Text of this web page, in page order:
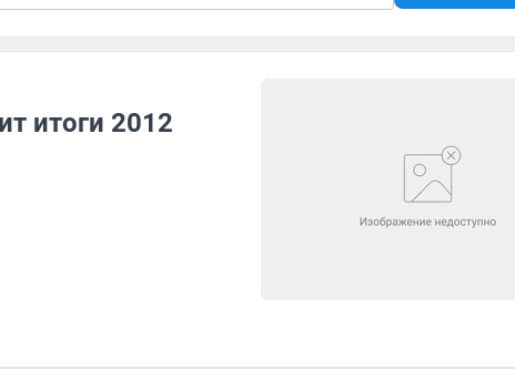
итоги 2012